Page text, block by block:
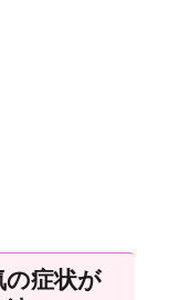
の症状が